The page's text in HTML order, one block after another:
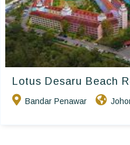
Lotus Desaru Beach
Bandar Penawar